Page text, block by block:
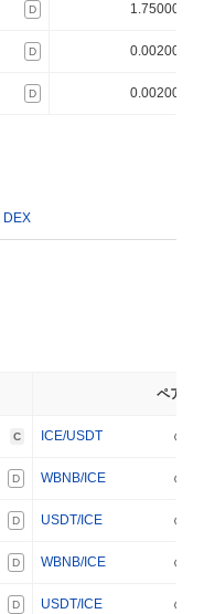
D 1.750000%
D 0.002000%
D 0.002000%
DEX
ペア
C ICE/USDT
D WBNB/ICE
D USDT/ICE
D WBNB/ICE
D USDT/ICE